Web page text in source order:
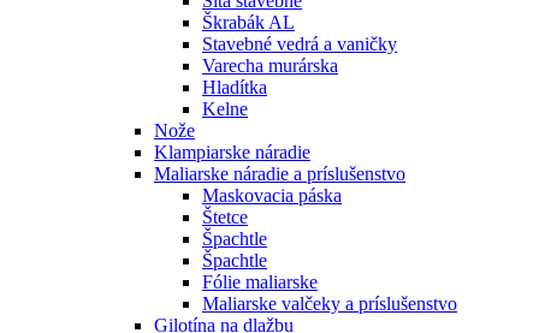
Škrabák AL
Stavebné vedrá a vaničky
Varecha murárska
Hladítka
Kelne
Nože
Klampiarske náradie
Maliarske náradie a príslušenstvo
Maskovacia páska
Štetce
Špachtle
Špachtle
Fólie maliarske
Maliarske valčeky a príslušenstvo
Gilotína na dlažbu